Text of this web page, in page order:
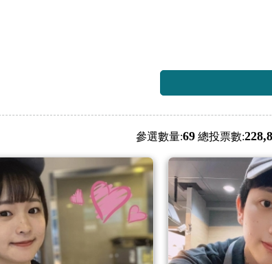
參選數量:69 總投票數: